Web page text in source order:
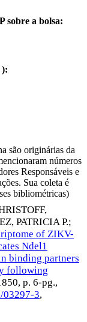
sobre a bolsa:
):
são originárias da
números
Responsáveis e
Sua coleta é
bibliométricas)
PATRICIA P.;
of ZIKV-
Ndel1
binding partners
following
p. 6-pg.,
03297-3,